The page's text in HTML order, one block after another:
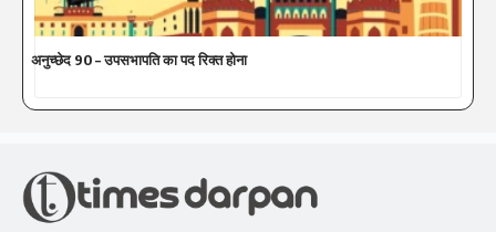
अनुच्छेद 90 – उपसभापति का पद रिक्त होना